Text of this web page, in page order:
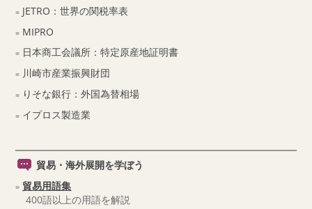
JETRO：世界の関税率表
MIPRO
日本商工会議所：特定原産地証明書
川崎市産業振興財団
りそな銀行：外国為替相場
イプロス製造業
貿易・海外展開を学ぼう
貿易用語集
400語以上の用語を解説